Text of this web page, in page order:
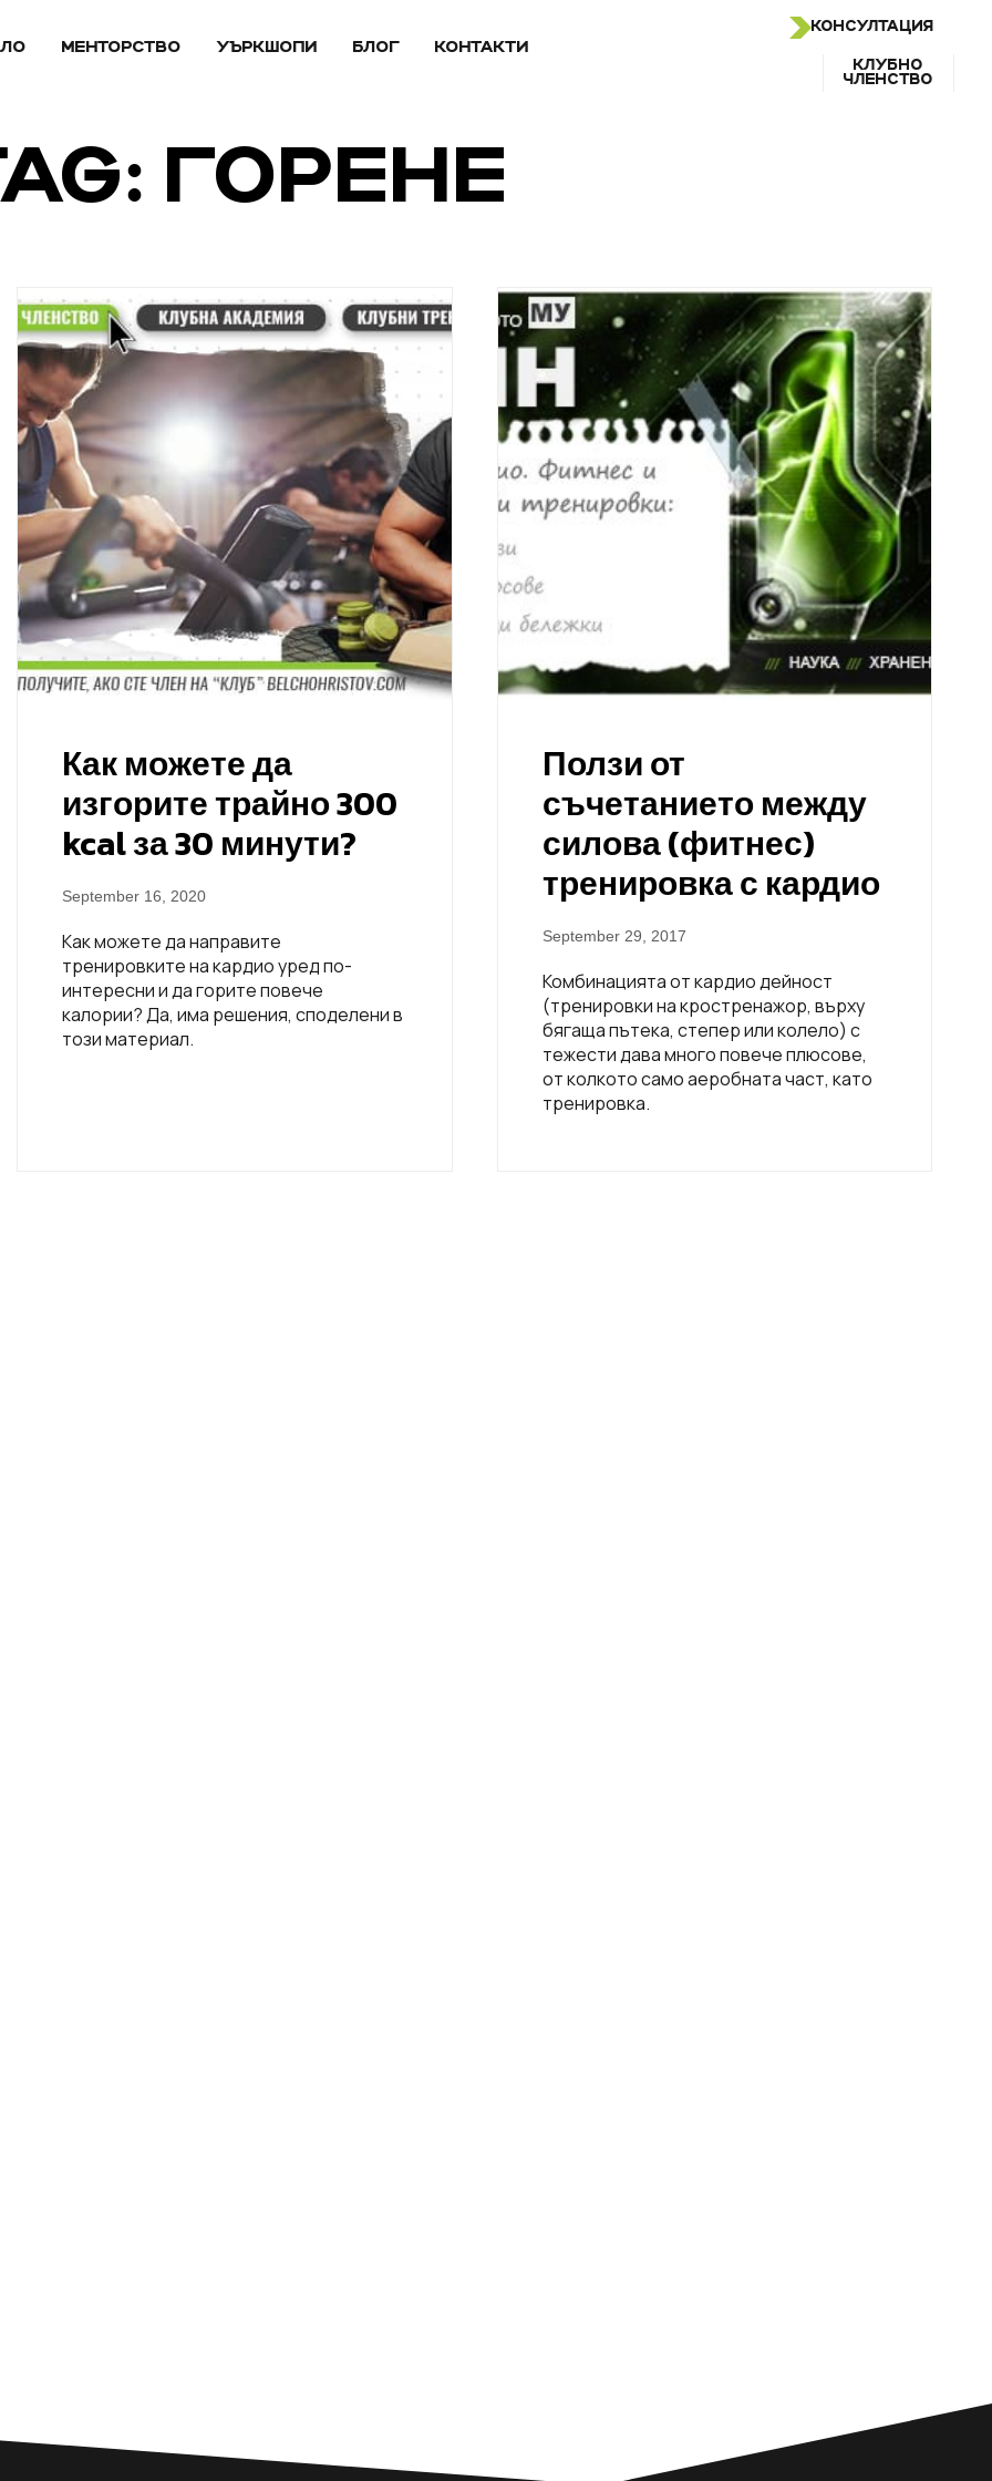
МЕНТОРСТВО УЪРКШОПИ БЛОГ КОНТАКТИ
КОНСУЛТАЦИЯ
КЛУБНО
ЧЛЕНСТВО
ГОРЕНЕ
Как можете да
изгорите трайно 300
kcal за 30 минути?
September 16, 2020
Как можете да направите
тренировките на кардио уред по-
интересни и да горите повече
калории? Да, има решения, споделени в
този материал.
Ползи от
съчетанието между
силова (фитнес)
тренировка с кардио
September 29, 2017
Комбинацията от кардио дейност
(тренировки на кростренажор, върху
бягаща пътека, степер или колело) с
тежести дава много повече плюсове,
от колкото само аеробната част, като
тренировка.